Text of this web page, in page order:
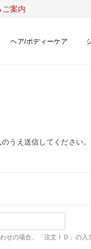
ご案内
ヘア/ボディーケア
うえ送信してください。
の場合、「注文ＩＤ」の入